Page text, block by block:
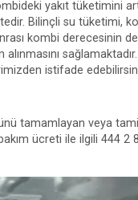
yakıt tüketimini
Bilinçli su tüketimi,
kombi derecesinin
istifade
tamamlayan veya
ücreti ile ilgili 444 2